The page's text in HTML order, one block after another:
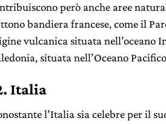
però anche aree
bandiera francese, come il
vulcanica situata nell’oceano
situata nell’Oceano
Italia
l’Italia sia celebre per il